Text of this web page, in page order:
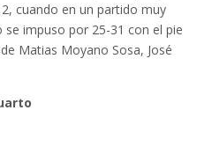
cuando en un partido muy
impuso por 25-31 con el pie
Matias Moyano Sosa, José